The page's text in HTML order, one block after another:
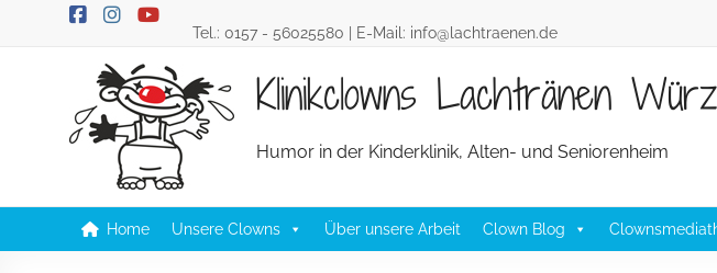
Tel.: 0157 - 56025580 | E-Mail: info@lachtraenen.de
Klinikclowns Lachtränen
Humor in der Kinderklinik, Alten- und Seniorenheim
Home Unsere Clowns Über unsere Arbeit Clown Blog